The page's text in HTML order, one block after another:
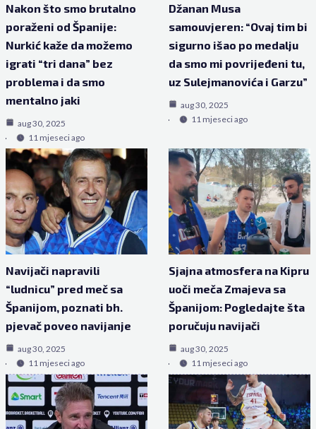
Nakon što smo brutalno
poraženi od Španije:
Nurkić kaže da možemo
igrati “tri dana” bez
problema i da smo
mentalno jaki
aug 30, 2025
11 mjeseci ago
Džanan Musa
samouvjeren: “Ovaj tim bi
sigurno išao po medalju
da smo mi povrijeđeni tu,
uz Sulejmanovića i Garzu”
aug 30, 2025
11 mjeseci ago
Navijači napravili
“ludnicu” pred meč sa
Španijom, poznati bh.
pjevač poveo navijanje
aug 30, 2025
11 mjeseci ago
Sjajna atmosfera na Kipru
uoči meča Zmajeva sa
Španijom: Pogledajte šta
poručuju navijači
aug 30, 2025
11 mjeseci ago